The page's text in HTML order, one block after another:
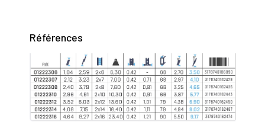
Références